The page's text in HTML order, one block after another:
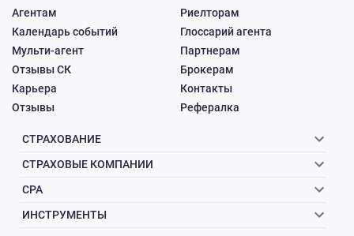
Агентам
Риелторам
Календарь событий
Глоссарий агента
Мульти-агент
Партнерам
Отзывы СК
Брокерам
Карьера
Контакты
Отзывы
Рефералка
СТРАХОВАНИЕ
СТРАХОВЫЕ КОМПАНИИ
CPA
ИНСТРУМЕНТЫ